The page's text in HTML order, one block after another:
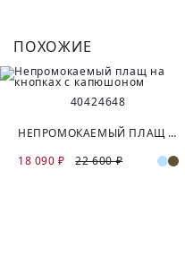
ПОХОЖИЕ
40424648
НЕПРОМОКАЕМЫЙ ПЛАЩ НА КНОПКАХ С КАПЮШОНОМ
18 090 ₽
22 600 ₽